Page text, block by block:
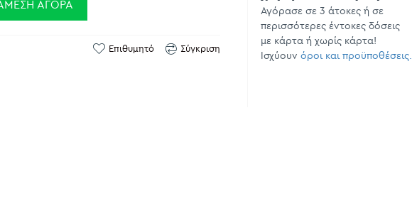
ΑΓΟΡΆ
Επιθυμητό Σύγκριση
Αγόρασε σε 3 άτοκες ή σε
περισσότερες έντοκες δόσεις
με κάρτα ή χωρίς κάρτα!
Ισχύουν όροι και προϋποθέσεις.